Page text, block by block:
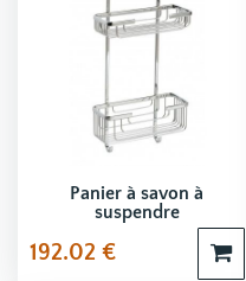
Panier à savon à
suspendre
192.02 €